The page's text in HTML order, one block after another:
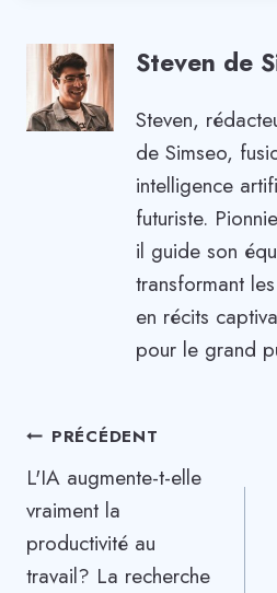
Steven de
Steven,
de Simseo,
intelligence
futuriste.
il guide son
transformant
en récits
pour le grand
Navigation
de
l’article
PRÉCÉDENT
L'IA augmente-t-elle
vraiment la
productivité au
travail? La recherche